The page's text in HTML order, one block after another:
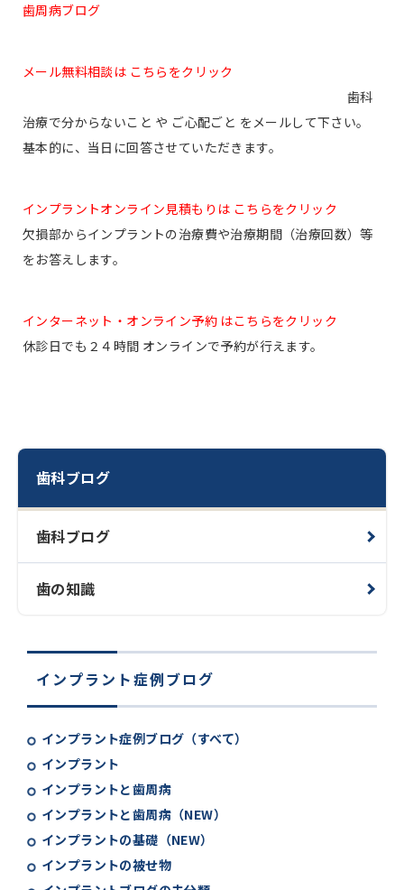
歯科ブログ
歯科ブログ
歯の知識
インプラント症例ブログ
インプラント症例ブログ（すべて）
インプラント
インプラントと歯周病
インプラントと歯周病（NEW）
インプラントの基礎（NEW）
インプラントの被せ物
歯周病ブログ
メール無料相談は こちらをクリック
歯科
治療で分からないこと や ご心配ごと をメールして下さい。
基本的に、当日に回答させていただきます。
インプラントオンライン見積もりは こちらをクリック
欠損部からインプラントの治療費や治療期間（治療回数）等
をお答えします。
インターネット・オンライン予約 はこちらをクリック
休診日でも２４時間 オンラインで予約が行えます。